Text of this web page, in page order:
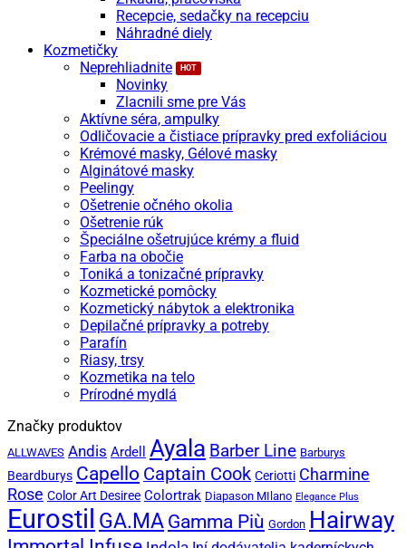
Recepcie, sedačky na recepciu
Náhradné diely
Kozmetičky
Neprehliadnite
Novinky
Zlacnili sme pre Vás
Aktívne séra, ampulky
Odličovacie a čistiace prípravky pred exfoliáciou
Krémové masky, Gélové masky
Alginátové masky
Peelingy
Ošetrenie očného okolia
Ošetrenie rúk
Špeciálne ošetrujúce krémy a fluid
Farba na obočie
Toniká a tonizačné prípravky
Kozmetické pomôcky
Kozmetický nábytok a elektronika
Depilačné prípravky a potreby
Parafín
Riasy, trsy
Kozmetika na telo
Prírodné mydlá
Značky produktov
ALLWAVES Andis Ardell Ayala Barber Line Barburys
Beardburys Capello Captain Cook Ceriotti Charmine
Rose Color Art Desiree Colortrak Diapason MIlano Elegance Plus
Eurostil GA.MA Gamma Più Gordon Hairway